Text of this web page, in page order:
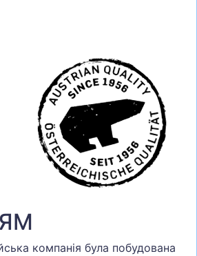
компанія була побудована